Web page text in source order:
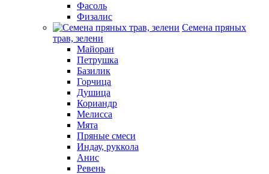
Фасоль
Физалис
Семена пряных
трав, зелени
Майоран
Петрушка
Базилик
Горчица
Душица
Кориандр
Мелисса
Мята
Пряные смеси
Индау, руккола
Анис
Ревень